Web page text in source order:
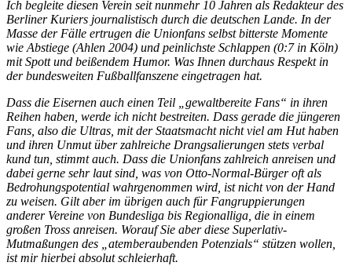
Ich begleite diesen Verein seit nunmehr 10 Jahren als Redakteur des
Berliner Kuriers journalistisch durch die deutschen Lande. In der
Masse der Fälle ertrugen die Unionfans selbst bitterste Momente
wie Abstiege (Ahlen 2004) und peinlichste Schlappen (0:7 in Köln)
mit Spott und beißendem Humor. Was Ihnen durchaus Respekt in
der bundesweiten Fußballfanszene eingetragen hat.
Dass die Eisernen auch einen Teil „gewaltbereite Fans“ in ihren
Reihen haben, werde ich nicht bestreiten. Dass gerade die jüngeren
Fans, also die Ultras, mit der Staatsmacht nicht viel am Hut haben
und ihren Unmut über zahlreiche Drangsalierungen stets verbal
kund tun, stimmt auch. Dass die Unionfans zahlreich anreisen und
dabei gerne sehr laut sind, was von Otto-Normal-Bürger oft als
Bedrohungspotential wahrgenommen wird, ist nicht von der Hand
zu weisen. Gilt aber im übrigen auch für Fangruppierungen
anderer Vereine von Bundesliga bis Regionalliga, die in einem
großen Tross anreisen. Worauf Sie aber diese Superlativ-
Mutmaßungen des „atemberaubenden Potenzials“ stützen wollen,
ist mir hierbei absolut schleierhaft.